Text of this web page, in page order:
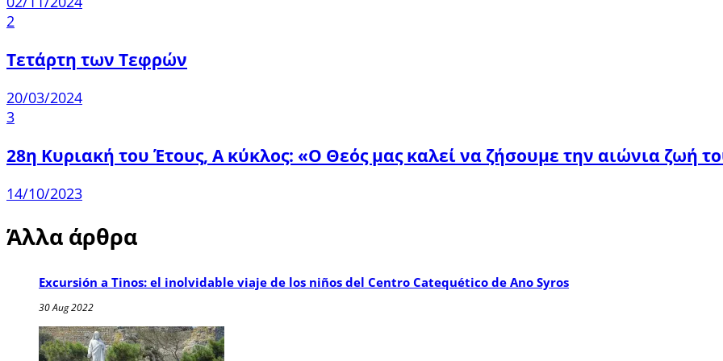
2
Τετάρτη των Τεφρών
20/03/2024
3
28η Κυριακή του Έτους, Α κύκλος: «Ο Θεός μας καλεί να ζήσουμε την αιώνια ζωή
14/10/2023
Άλλα άρθρα
Excursión a Tinos: el inolvidable viaje de los niños del Centro Catequético de Ano Syros
30 Aug 2022